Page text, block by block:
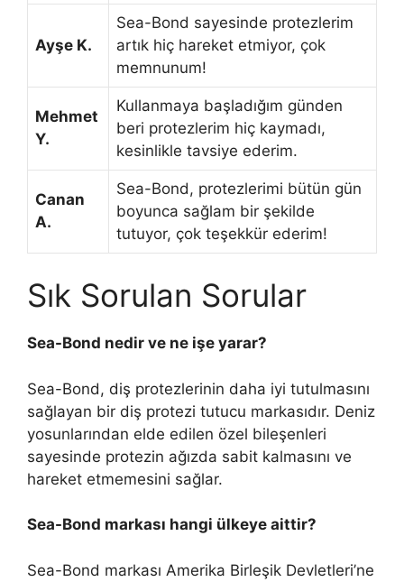
Ayşe K.
Sea-Bond sayesinde protezlerim
artık hiç hareket etmiyor, çok
memnunum!
Mehmet
Y.
Kullanmaya başladığım günden
beri protezlerim hiç kaymadı,
kesinlikle tavsiye ederim.
Canan
A.
Sea-Bond, protezlerimi bütün gün
boyunca sağlam bir şekilde
tutuyor, çok teşekkür ederim!
Sık Sorulan Sorular
Sea-Bond nedir ve ne işe yarar?
Sea-Bond, diş protezlerinin daha iyi tutulmasını
sağlayan bir diş protezi tutucu markasıdır. Deniz
yosunlarından elde edilen özel bileşenleri
sayesinde protezin ağızda sabit kalmasını ve
hareket etmemesini sağlar.
Sea-Bond markası hangi ülkeye aittir?
Sea-Bond markası Amerika Birleşik Devletleri’ne